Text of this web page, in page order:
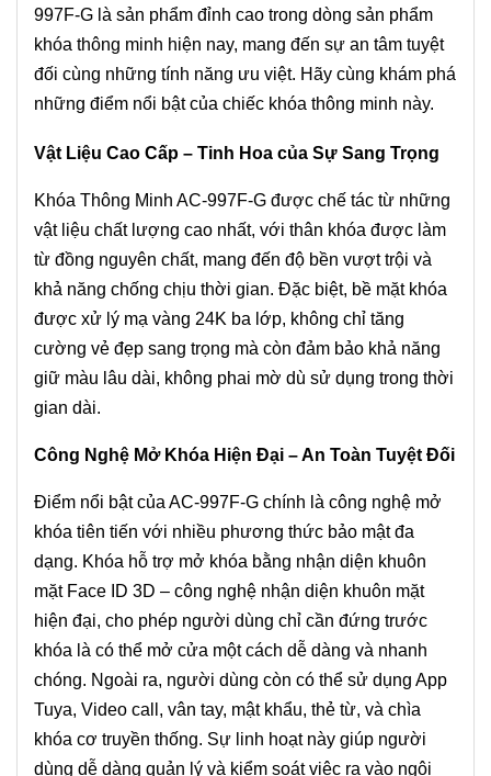
997F-G là sản phẩm đỉnh cao trong dòng sản phẩm
khóa thông minh hiện nay, mang đến sự an tâm tuyệt
đối cùng những tính năng ưu việt. Hãy cùng khám phá
những điểm nổi bật của chiếc khóa thông minh này.
Vật Liệu Cao Cấp – Tinh Hoa của Sự Sang Trọng
Khóa Thông Minh AC-997F-G được chế tác từ những
vật liệu chất lượng cao nhất, với thân khóa được làm
từ đồng nguyên chất, mang đến độ bền vượt trội và
khả năng chống chịu thời gian. Đặc biệt, bề mặt khóa
được xử lý mạ vàng 24K ba lớp, không chỉ tăng
cường vẻ đẹp sang trọng mà còn đảm bảo khả năng
giữ màu lâu dài, không phai mờ dù sử dụng trong thời
gian dài.
Công Nghệ Mở Khóa Hiện Đại – An Toàn Tuyệt Đối
Điểm nổi bật của AC-997F-G chính là công nghệ mở
khóa tiên tiến với nhiều phương thức bảo mật đa
dạng. Khóa hỗ trợ mở khóa bằng nhận diện khuôn
mặt Face ID 3D – công nghệ nhận diện khuôn mặt
hiện đại, cho phép người dùng chỉ cần đứng trước
khóa là có thể mở cửa một cách dễ dàng và nhanh
chóng. Ngoài ra, người dùng còn có thể sử dụng App
Tuya, Video call, vân tay, mật khẩu, thẻ từ, và chìa
khóa cơ truyền thống. Sự linh hoạt này giúp người
dùng dễ dàng quản lý và kiểm soát việc ra vào ngôi